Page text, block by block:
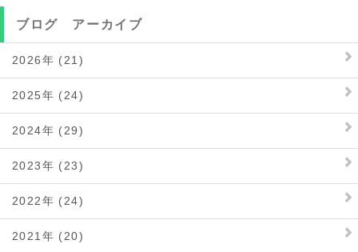
ブログ アーカイブ
2026年 (21)
2025年 (24)
2024年 (29)
2023年 (23)
2022年 (24)
2021年 (20)